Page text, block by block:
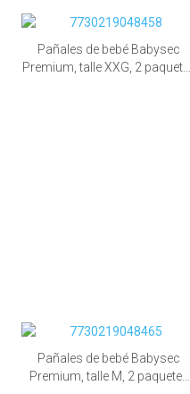
Pañales de bebé Babysec
Premium, talle XXG, 2 paquetes
Pañales de bebé Babysec
Premium, talle M, 2 paquetes